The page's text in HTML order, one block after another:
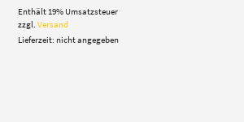
bis
Enthält 19% Umsatzsteuer
zzgl.Versand
Lieferzeit: nicht angegeben